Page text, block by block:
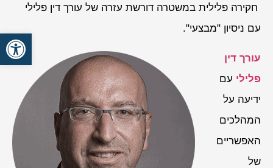
חקירה פלילית במשטרה דורשת עזרה של עורך דין פלילי
עם ניסיון "מבצעי".
עורך דין
פלילי עם
ידיעה על
המהלכים
האפשריים
של
פתח